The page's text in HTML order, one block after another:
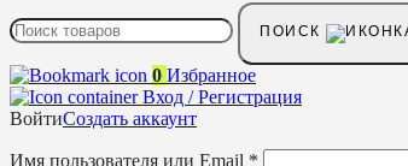
ПОИСК
0 Избранное
Вход / Регистрация
ВойтиСоздать аккаунт
Имя пользователя или Email *